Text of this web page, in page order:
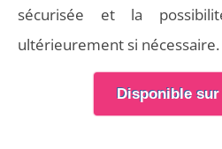
sécurisée et la
ultérieurement si nécessaire.
Disponible sur